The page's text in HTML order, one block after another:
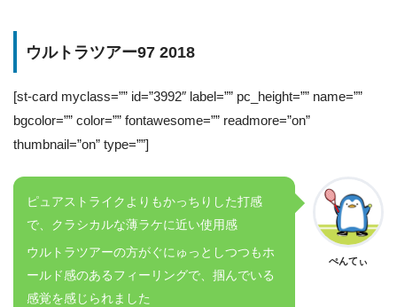
ウルトラツアー97 2018
[st-card myclass=”” id=”3992″ label=”” pc_height=”” name=””
bgcolor=”” color=”” fontawesome=”” readmore=”on”
thumbnail=”on” type=””]
ピュアストライクよりもかっちりした打感
で、クラシカルな薄ラケに近い使用感
ウルトラツアーの方がぐにゅっとしつつもホ
ールド感のあるフィーリングで、掴んでいる
感覚を感じられました
ぺんてぃ